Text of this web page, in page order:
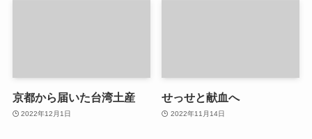
京都から届いた台湾土産
2022年12月1日
せっせと献血へ
2022年11月14日